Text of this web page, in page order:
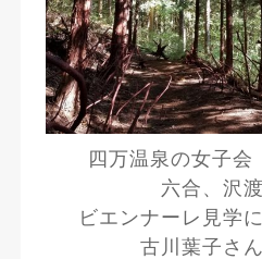
四万温泉の女子
六合、沢
ビエンナーレ見学
古川葉子さ